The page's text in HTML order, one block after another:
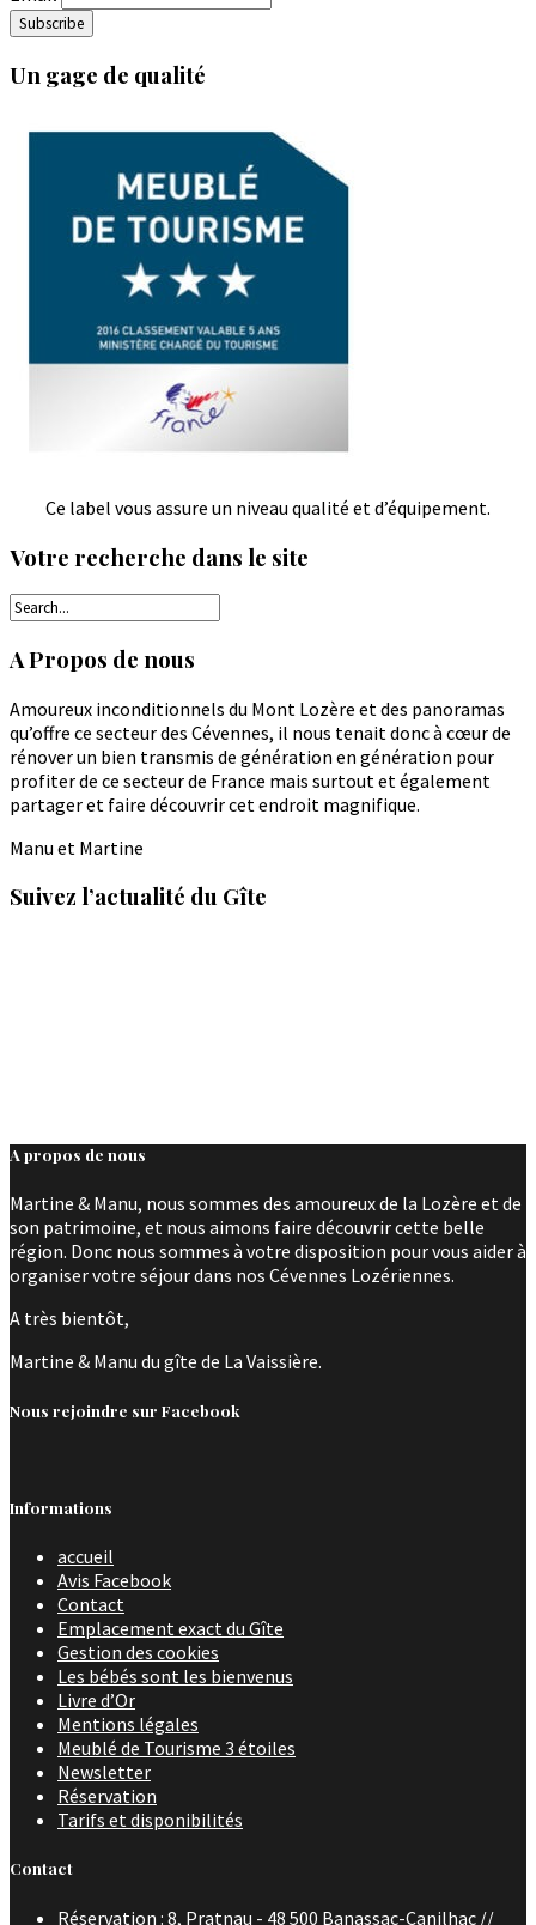
Un gage de qualité
Ce label vous assure un niveau qualité et d’équipement.
Votre recherche dans le site
A Propos de nous
Amoureux inconditionnels du Mont Lozère et des panoramas
qu’offre ce secteur des Cévennes, il nous tenait donc à cœur de
rénover un bien transmis de génération en génération pour
profiter de ce secteur de France mais surtout et également
partager et faire découvrir cet endroit magnifique.
Manu et Martine
Suivez l’actualité du Gîte
A propos de nous
Martine & Manu, nous sommes des amoureux de la Lozère et de
son patrimoine, et nous aimons faire découvrir cette belle
région. Donc nous sommes à votre disposition pour vous aider à
organiser votre séjour dans nos Cévennes Lozériennes.
A très bientôt,
Martine & Manu du gîte de La Vaissière.
Nous rejoindre sur Facebook
Informations
accueil
Avis Facebook
Contact
Emplacement exact du Gîte
Gestion des cookies
Les bébés sont les bienvenus
Livre d’Or
Mentions légales
Meublé de Tourisme 3 étoiles
Newsletter
Réservation
Tarifs et disponibilités
Contact
Réservation : 8, Pratnau - 48 500 Banassac-Canilhac //